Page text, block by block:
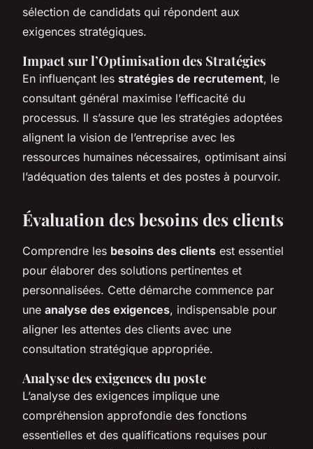
sélection de candidats qui répondent aux
exigences stratégiques.
Impact sur l’Optimisation des Stratégies
En influençant les stratégies de recrutement, le
consultant général maximise l’efficacité du
processus. Il s’assure que les stratégies adoptées
alignent la vision de l’entreprise avec les
ressources humaines nécessaires, optimisant ainsi
l’adéquation des talents et des postes à pourvoir.
Évaluation des besoins des clients
Comprendre les besoins des clients est essentiel
pour élaborer des solutions pertinentes et
personnalisées. Cette démarche commence par
une analyse des exigences, indispensable pour
aligner les attentes des clients avec une
consultation stratégique appropriée.
Analyse des exigences du poste
L’analyse des exigences implique une
compréhension approfondie des fonctions
essentielles et des qualifications requises pour